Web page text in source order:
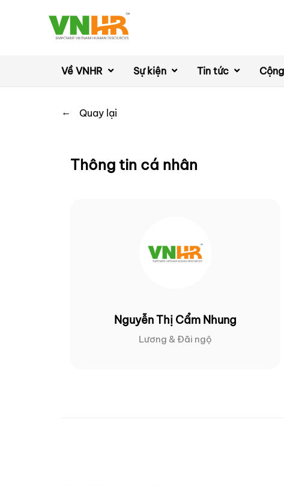
Về VNHR Sự kiện Tin tức
← Quay lại
Thông tin cá nhân
Nguyễn Thị Cẩm Nhung
Lương & Đãi ngộ